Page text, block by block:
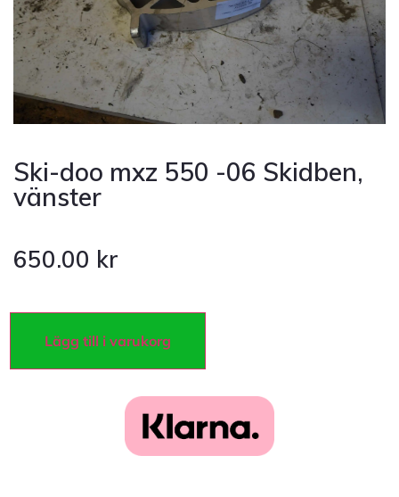
Ski-doo mxz 550 -06 Skidben,
vänster
650.00 kr
Lägg till i varukorg